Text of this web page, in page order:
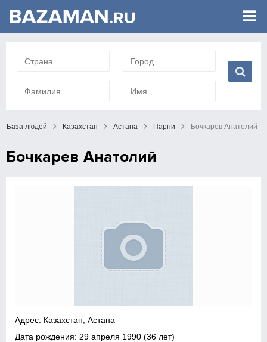
База людей Казахстан Астана Парни Бочкарев Анатолий
Бочкарев Анатолий
Адрес: Казахстан, Астана
Дата рождения: 29 апреля 1990 (36 лет)